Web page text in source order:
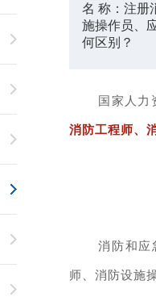
名 称：注册
施操作员、
何区别？
国家人力
消防工程师、
消防和应
师、消防设施